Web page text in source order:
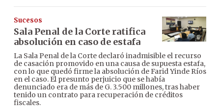
Sucesos
Sala Penal de la Corte ratifica
absolución en caso de estafa
La Sala Penal de la Corte declaró inadmisible el recurso
de casación promovido en una causa de supuesta estafa,
con lo que quedó firme la absolución de Farid Yinde Ríos
en el caso. El presunto perjuicio que se había
denunciado era de más de G. 3.500 millones, tras haber
tenido un contrato para recuperación de créditos
fiscales.